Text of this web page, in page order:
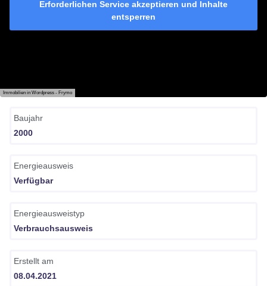
Erforderlichen Service akzeptieren und Inhalte
entsperren
Immobilien in Wordpress - Frymo
Baujahr
2000
Energieausweis
Verfügbar
Energie­ausweistyp
Verbrauchsausweis
Erstellt am
08.04.2021